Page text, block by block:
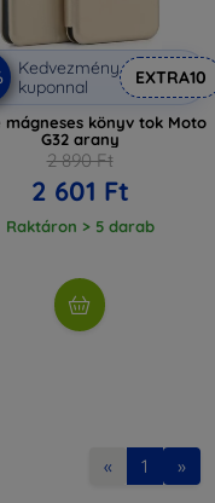
Kedvezmény
kuponnal
EXTRA10
mágneses könyv tok Moto
G32 arany
2 890 Ft
2 601 Ft
Raktáron > 5 darab
« 1 »